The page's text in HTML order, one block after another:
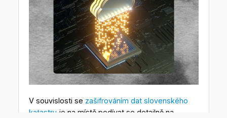
V souvislosti se zašifrováním dat slovenského
katastru je na místě podívat se detailně na